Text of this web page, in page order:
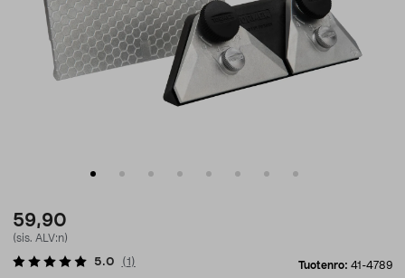
59,90
(sis. ALV:n)
Tuotenro: 41-4789
5.0 (1 )